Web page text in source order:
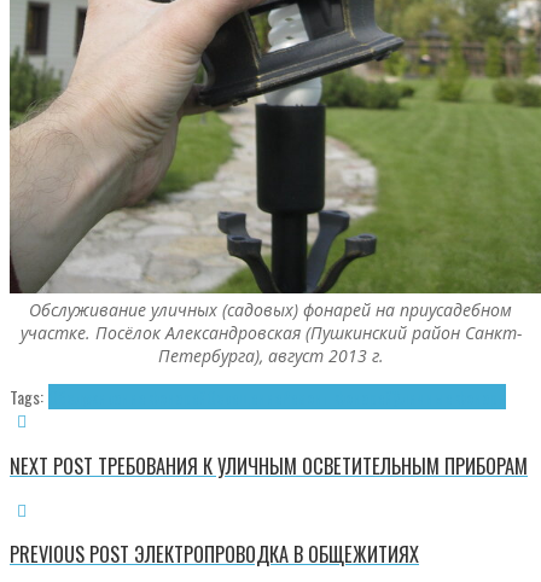
Обслуживание уличных (садовых) фонарей на приусадебном
участке. Посёлок Александровская (Пушкинский район Санкт-
Петербурга), август 2013 г.
Tags:
NEXT POST ТРЕБОВАНИЯ К УЛИЧНЫМ ОСВЕТИТЕЛЬНЫМ ПРИБОРАМ
PREVIOUS POST ЭЛЕКТРОПРОВОДКА В ОБЩЕЖИТИЯХ